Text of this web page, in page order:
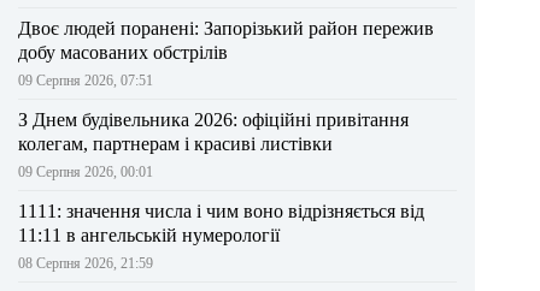
Двоє людей поранені: Запорізький район пережив
добу масованих обстрілів
09 Серпня 2026, 07:51
З Днем будівельника 2026: офіційні привітання
колегам, партнерам і красиві листівки
09 Серпня 2026, 00:01
1111: значення числа і чим воно відрізняється від
11:11 в ангельській нумерології
08 Серпня 2026, 21:59